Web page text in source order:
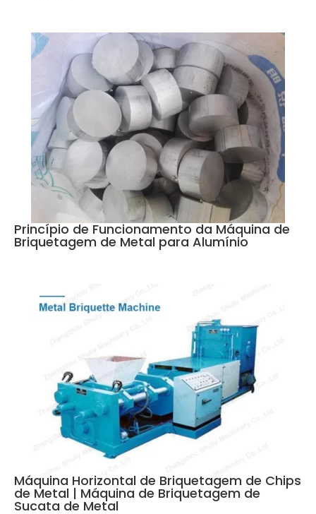
Princípio de Funcionamento da Máquina de
Briquetagem de Metal para Alumínio
Máquina Horizontal de Briquetagem de Chips
de Metal | Máquina de Briquetagem de
Sucata de Metal